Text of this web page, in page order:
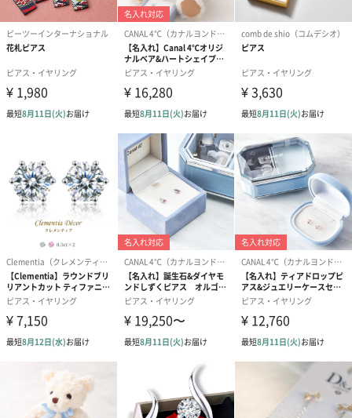
写真付きメッセージカ
写真付きメッセージカ
ード（Thank you）ピ
ンク（680円）
【誕生日】
Birthday ホワ
刷なし）（
包装紙
ラッピングを施してお届けいたします。
ゴールド（390円） ピンク（390円） グリーン（